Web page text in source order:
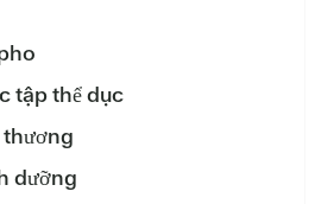
tập thể dục
dưỡng